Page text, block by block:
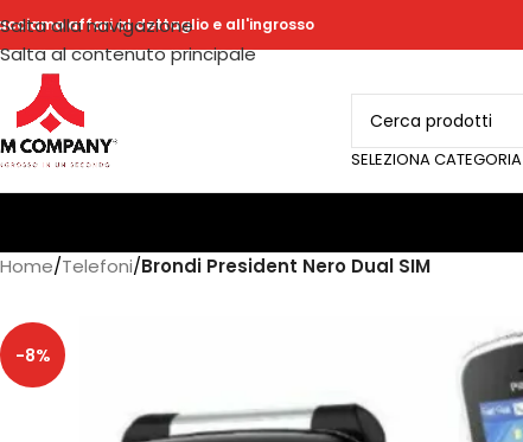
Salta alla navigazione
Salta al contenuto principale
affari al dettaglio e all'ingrosso
SELEZIONA CATEGORIA
Home/Telefoni/Brondi President Nero Dual SIM
-8%